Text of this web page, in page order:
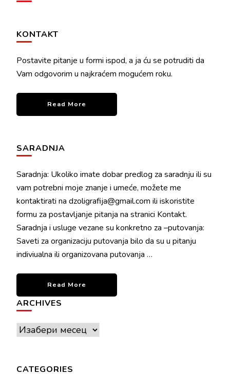
KONTAKT
Postavite pitanje u formi ispod, a ja ću se potruditi da
Vam odgovorim u najkraćem mogućem roku.
Read More
SARADNJA
Saradnja: Ukoliko imate dobar predlog za saradnju ili su
vam potrebni moje znanje i umeće, možete me
kontaktirati na dzoligrafija@gmail.com ili iskoristite
formu za postavljanje pitanja na stranici Kontakt.
Saradnja i usluge vezane su konkretno za –putovanja:
Saveti za organizaciju putovanja bilo da su u pitanju
indiviualna ili organizovana putovanja …
Read More
ARCHIVES
Archives
CATEGORIES